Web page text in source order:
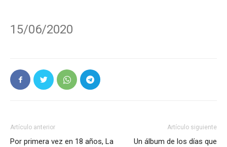
15/06/2020
Artículo anterior
Por primera vez en 18 años, La
Artículo siguiente
Un álbum de los días que